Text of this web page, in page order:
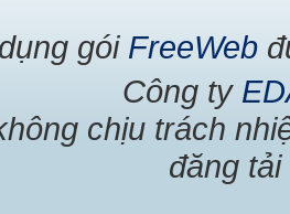
gói FreeWeb
Công ty
chịu trách
đăng